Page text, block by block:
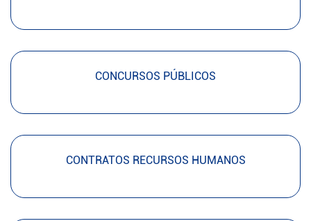
CONCURSOS PÚBLICOS
CONTRATOS RECURSOS HUMANOS